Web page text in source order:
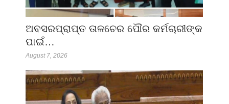
ଅବସରପ୍ରାପ୍ତ ତାଳଚେର ପୌର କର୍ମଚାରୀଙ୍କ
ପାଇଁ…
August 7, 2026